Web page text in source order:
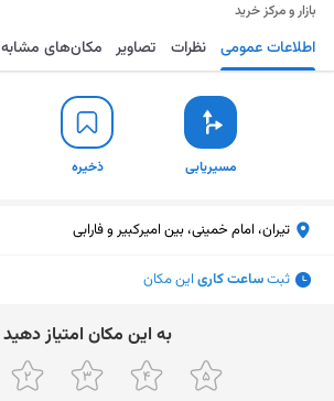
بازار و مرکز خرید
مسیریابی ذخیره ارسال اطلاعات عمومی نظرات تصاویر مکان‌های مشابه
مسیریابی ذخیره
تیران، امام خمینی، بین امیرکبیر و فارابی
ثبتساعت کاری این مکان
ﺑﻪ اﯾﻦ ﻣﮑﺎن اﻣﺘﯿﺎز دﻫﯿﺪ